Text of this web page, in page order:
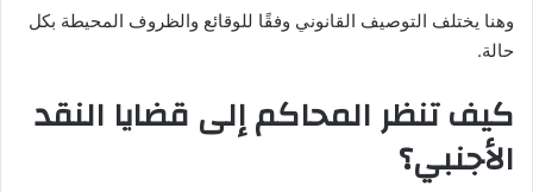
وهنا يختلف التوصيف القانوني وفقًا للوقائع والظروف المحيطة بكل
حالة.
كيف تنظر المحاكم إلى قضايا النقد
الأجنبي؟